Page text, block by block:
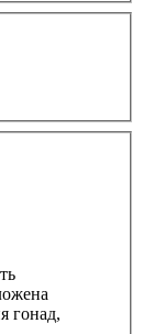
гонад,